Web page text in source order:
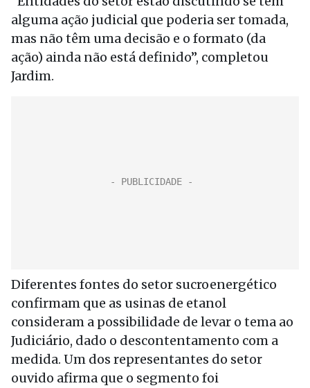
alguma ação judicial que poderia ser tomada,
mas não têm uma decisão e o formato (da
ação) ainda não está definido”, completou
Jardim.
Diferentes fontes do setor sucroenergético
confirmam que as usinas de etanol
consideram a possibilidade de levar o tema ao
Judiciário, dado o descontentamento com a
medida. Um dos representantes do setor
ouvido afirma que o segmento foi